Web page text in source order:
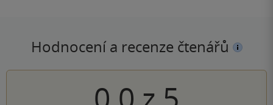
Hodnocení a recenze čtenářů